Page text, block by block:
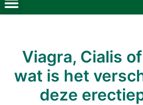
Viagra, Cialis
wat is het
deze